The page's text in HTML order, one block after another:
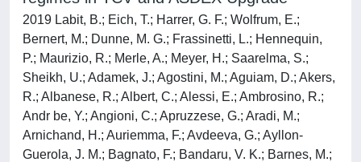
2019 Labit, B.; Eich, T.; Harrer, G. F.; Wolfrum, E.;
Bernert, M.; Dunne, M. G.; Frassinetti, L.; Hennequin,
P.; Maurizio, R.; Merle, A.; Meyer, H.; Saarelma, S.;
Sheikh, U.; Adamek, J.; Agostini, M.; Aguiam, D.; Akers,
R.; Albanese, R.; Albert, C.; Alessi, E.; Ambrosino, R.;
Andr be, Y.; Angioni, C.; Apruzzese, G.; Aradi, M.;
Arnichand, H.; Auriemma, F.; Avdeeva, G.; Ayllon-
Guerola, J. M.; Bagnato, F.; Bandaru, V. K.; Barnes, M.;